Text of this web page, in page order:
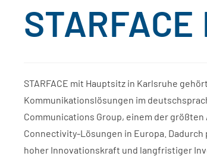
STARFACE mit Hauptsitz in Karlsruhe
Kommunikationslösungen im
Communications Group, einem der
Connectivity-Lösungen in Europa.
hoher Innovationskraft und langfristiger